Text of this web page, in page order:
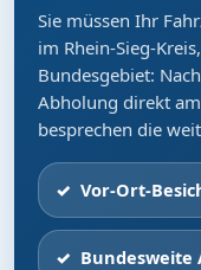
Sie müssen Ihr
im Rhein-Sieg-
Bundesgebiet:
Abholung direkt
besprechen die
Vor-Ort-
Bundesweite